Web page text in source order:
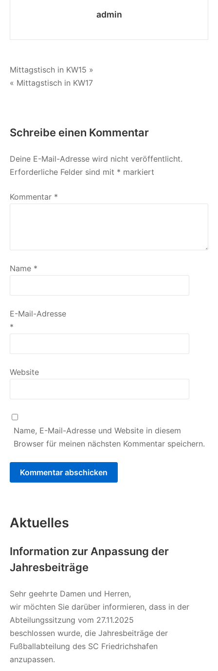
admin
Beitragsnavigation
Mittagstisch in KW15 »
« Mittagstisch in KW17
Schreibe einen Kommentar
Deine E-Mail-Adresse wird nicht veröffentlicht.
Erforderliche Felder sind mit * markiert
Kommentar *
Name *
E-Mail-Adresse
*
Website
Name, E-Mail-Adresse und Website in diesem
Browser für meinen nächsten Kommentar speichern.
Aktuelles
Information zur Anpassung der
Jahresbeiträge
Sehr geehrte Damen und Herren,
wir möchten Sie darüber informieren, dass in der
Abteilungssitzung vom 27.11.2025
beschlossen wurde, die Jahresbeiträge der
Fußballabteilung des SC Friedrichshafen
anzupassen.